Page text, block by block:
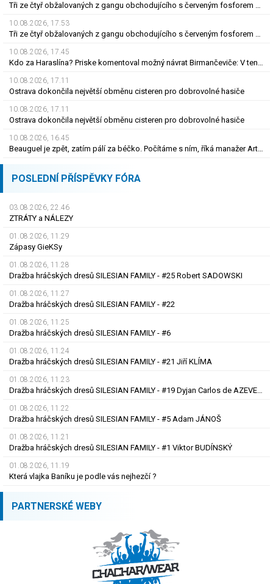
Tři ze čtyř obžalovaných z gangu obchodujícího s červeným fosforem se přiznali
10.08.2026, 17.53
Tři ze čtyř obžalovaných z gangu obchodujícího s červeným fosforem se přiznali
10.08.2026, 17.45
Kdo za Haraslína? Priske komentoval možný návrat Birmančeviče: V tento moment...
10.08.2026, 17.11
Ostrava dokončila největší obměnu cisteren pro dobrovolné hasiče
10.08.2026, 17.11
Ostrava dokončila největší obměnu cisteren pro dobrovolné hasiče
10.08.2026, 16.45
Beauguel je zpět, zatím pálí za béčko. Počítáme s ním, říká manažer Artisu. Pojezný padl
POSLEDNÍ PŘÍSPĚVKY FÓRA
03.08.2026, 22.46
ZTRÁTY a NÁLEZY
01.08.2026, 11.29
Zápasy GieKSy
01.08.2026, 11.28
Dražba hráčských dresů SILESIAN FAMILY - #25 Robert SADOWSKI
01.08.2026, 11.27
Dražba hráčských dresů SILESIAN FAMILY - #22
01.08.2026, 11.25
Dražba hráčských dresů SILESIAN FAMILY - #6
01.08.2026, 11.24
Dražba hráčských dresů SILESIAN FAMILY - #21 Jiří KLÍMA
01.08.2026, 11.23
Dražba hráčských dresů SILESIAN FAMILY - #19 Dyjan Carlos de AZEVEDO
01.08.2026, 11.22
Dražba hráčských dresů SILESIAN FAMILY - #5 Adam JÁNOŠ
01.08.2026, 11.21
Dražba hráčských dresů SILESIAN FAMILY - #1 Viktor BUDÍNSKÝ
01.08.2026, 11.19
Která vlajka Baníku je podle vás nejhezčí ?
PARTNERSKÉ WEBY